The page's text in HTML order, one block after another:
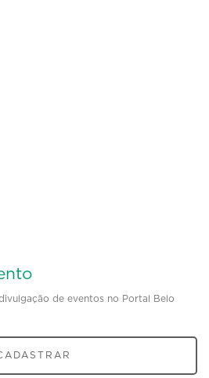
de eventos no Portal Belo